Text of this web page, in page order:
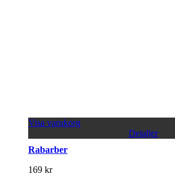
Visa varukorg
Detaljer
Rabarber
169 kr